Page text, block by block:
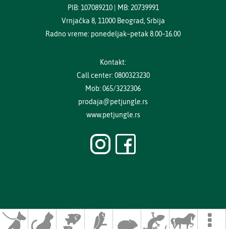
PIB: 107089210 | MB: 20739991
Vrnjačka 8, 11000 Beograd, Srbija
Radno vreme: ponedeljak–petak 8.00–16.00
Kontakt:
Call center: 0800323230
Mob: 065/3232306
prodaja@petjungle.rs
www.petjungle.rs
Uslovi kupovine i plaćanja
